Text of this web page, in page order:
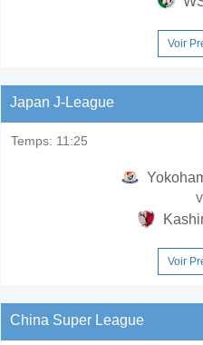
Voir
Japan J-League
Temps: 11:25
Voir
China Super League